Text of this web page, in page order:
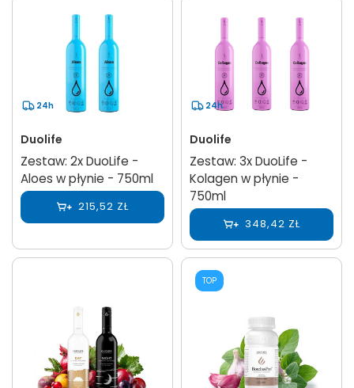
24h
Duolife
Zestaw: 2x DuoLife -
Aloes w płynie - 750ml
215,52 ZŁ
24h
Duolife
Zestaw: 3x DuoLife -
Kolagen w płynie -
750ml
348,42 ZŁ
TOP